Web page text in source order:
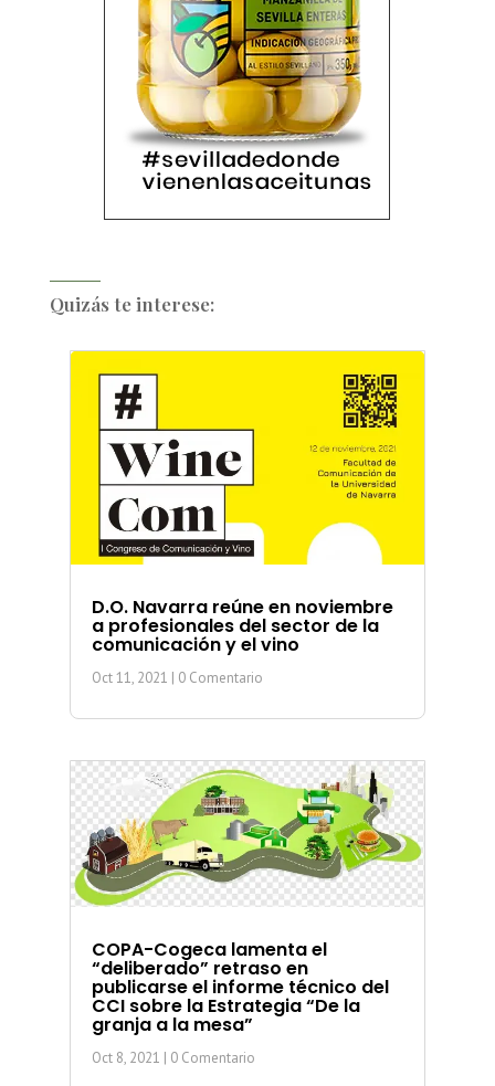
Quizás te interese:
D.O. Navarra reúne en noviembre
a profesionales del sector de la
comunicación y el vino
Oct 11, 2021 | 0 Comentario
COPA-Cogeca lamenta el
“deliberado” retraso en
publicarse el informe técnico del
CCI sobre la Estrategia “De la
granja a la mesa”
Oct 8, 2021 | 0 Comentario